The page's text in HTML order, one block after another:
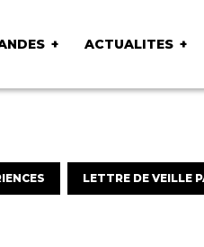
ACTUALITES
LETTRE DE VEILLE